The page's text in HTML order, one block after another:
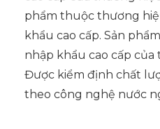
phẩm thuộc thương
khẩu cao cấp. Sản
nhập khẩu cao cấp
Được kiểm định chất
theo công nghệ nước